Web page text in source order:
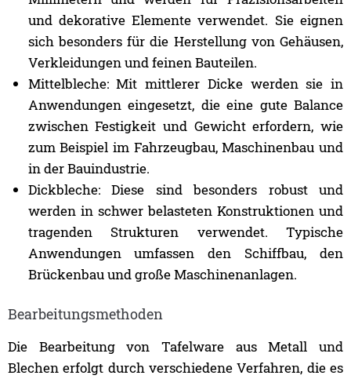
und dekorative Elemente verwendet. Sie eignen
sich besonders für die Herstellung von Gehäusen,
Verkleidungen und feinen Bauteilen.
Mittelbleche: Mit mittlerer Dicke werden sie in
Anwendungen eingesetzt, die eine gute Balance
zwischen Festigkeit und Gewicht erfordern, wie
zum Beispiel im Fahrzeugbau, Maschinenbau und
in der Bauindustrie.
Dickbleche: Diese sind besonders robust und
werden in schwer belasteten Konstruktionen und
tragenden Strukturen verwendet. Typische
Anwendungen umfassen den Schiffbau, den
Brückenbau und große Maschinenanlagen.
Bearbeitungsmethoden
Die Bearbeitung von Tafelware aus Metall und
Blechen erfolgt durch verschiedene Verfahren, die es